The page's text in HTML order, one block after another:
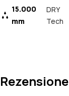
15.000
mm
DRY
Tech